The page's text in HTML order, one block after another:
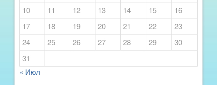
10
11 12 13 14 15
16
17
18 19 20 21 22
23
24
25 26 27 28 29
30
31
« Июл